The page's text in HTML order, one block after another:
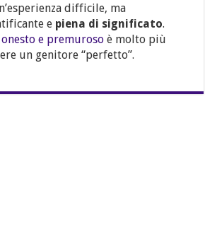
difficile, ma
e piena di significato.
e premuroso è molto più
un genitore “perfetto”.